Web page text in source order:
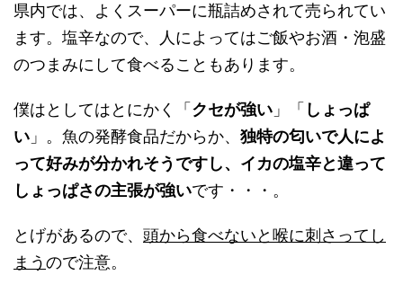
県内では、よくスーパーに瓶詰めされて売られてい
ます。塩辛なので、人によってはご飯やお酒・泡盛
のつまみにして食べることもあります。
僕はとしてはとにかく「 クセが強い 」「 しょっぱ
い 」。魚の発酵食品だからか、 独特の匂いで人によ
って好みが分かれそうですし、イカの塩辛と違って
しょっぱさの主張が強いです・・・。
とげがあるので、 頭から食べないと喉に刺さってし
まうので注意。